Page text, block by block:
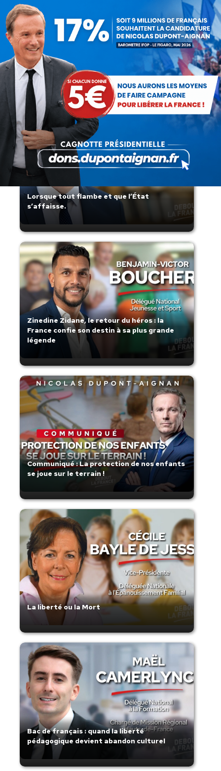
Présomption de légitimité de l’usage des
armes par les forces de l’ordre
Lorsque tout flambe et que l’État
s’affaisse.
Zinedine Zidane, le retour du héros : la
France confie son destin à sa plus grande
légende
Communiqué : La protection de nos enfants
se joue sur le terrain !
La liberté ou la Mort
Bac de français : quand la liberté
pédagogique devient abandon culturel